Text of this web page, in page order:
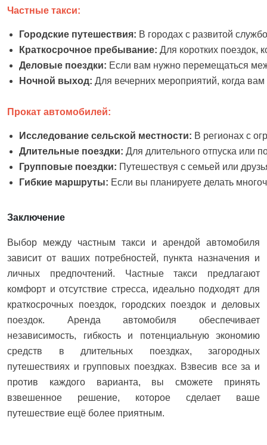
Частные такси:
Городские путешествия: В городах с развитой
Краткосрочное пребывание: Для коротких поездок,
Деловые поездки: Если вам нужно перемещаться
Ночной выход: Для вечерних мероприятий, когда
Прокат автомобилей:
Исследование сельской местности: В регионах с
Длительные поездки: Для длительного отпуска или
Групповые поездки: Путешествуя с семьей или
Гибкие маршруты: Если вы планируете делать
Заключение
Выбор между частным такси и арендой автомобиля
зависит от ваших потребностей, пункта назначения и
личных предпочтений. Частные такси предлагают
комфорт и отсутствие стресса, идеально подходят для
краткосрочных поездок, городских поездок и деловых
поездок. Аренда автомобиля обеспечивает
независимость, гибкость и потенциальную экономию
средств в длительных поездках, загородных
путешествиях и групповых поездках. Взвесив все за и
против каждого варианта, вы сможете принять
взвешенное решение, которое сделает ваше
путешествие ещё более приятным.